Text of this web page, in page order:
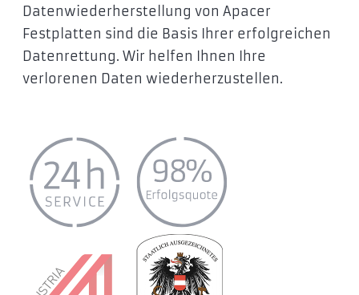
Datenwiederherstellung von Apacer
Festplatten sind die Basis Ihrer erfolgreichen
Datenrettung. Wir helfen Ihnen Ihre
verlorenen Daten wiederherzustellen.